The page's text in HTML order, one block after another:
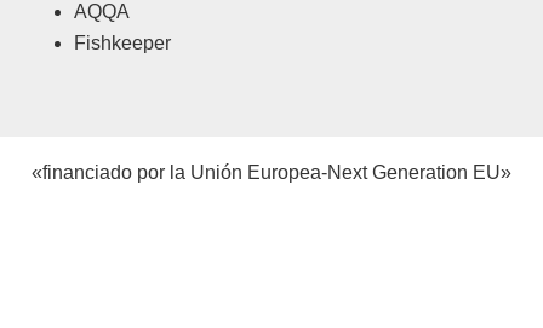
AQQA
Fishkeeper
«financiado por la Unión Europea-Next Generation EU»